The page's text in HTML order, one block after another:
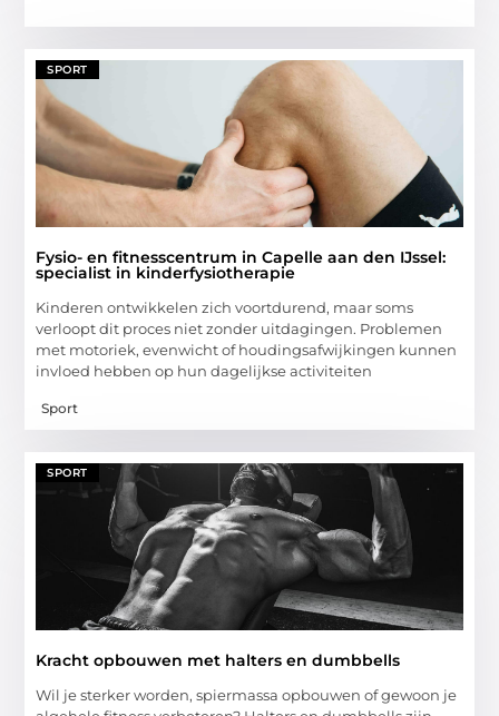
SPORT
Fysio- en fitnesscentrum in Capelle aan den IJssel:
specialist in kinderfysiotherapie
Kinderen ontwikkelen zich voortdurend, maar soms
verloopt dit proces niet zonder uitdagingen. Problemen
met motoriek, evenwicht of houdingsafwijkingen kunnen
invloed hebben op hun dagelijkse activiteiten
Sport
SPORT
Kracht opbouwen met halters en dumbbells
Wil je sterker worden, spiermassa opbouwen of gewoon je